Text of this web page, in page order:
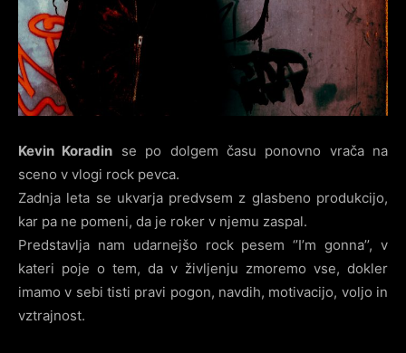
Kevin Koradin se po dolgem času ponovno vrača na
sceno v vlogi rock pevca.
Zadnja leta se ukvarja predvsem z glasbeno produkcijo,
kar pa ne pomeni, da je roker v njemu zaspal.
Predstavlja nam udarnejšo rock pesem ‘’I’m gonna’’, v
kateri poje o tem, da v življenju zmoremo vse, dokler
imamo v sebi tisti pravi pogon, navdih, motivacijo, voljo in
vztrajnost.